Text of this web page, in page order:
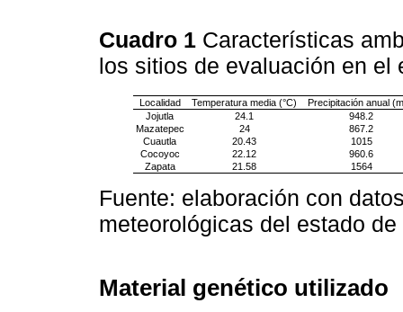
Cuadro 1 Características
los sitios de evaluación en
Localidad Temperatura media (°C)
Precipitación anual
Jojutla
24.1
948.2
Mazatepec
24
867.2
Cuautla
20.43
1015
Cocoyoc
22.12
960.6
Zapata
21.58 1564
Fuente: elaboración con
meteorológicas del estado
Material genético utilizado